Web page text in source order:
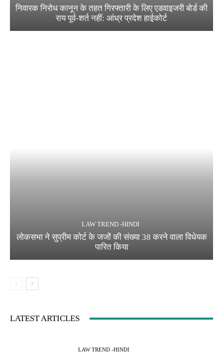
निवारक निरोध कानून के तहत गिरफ्तारी के लिए एडवाइजरी बोर्ड की
राय पूर्व-शर्त नहीं: आंध्र प्रदेश हाईकोर्ट
LAW TREND -HINDI
लोकसभा ने सुप्रीम कोर्ट के जजों की संख्या 38 करने वाला विधेयक
पारित किया
LATEST ARTICLES
LAW TREND -HINDI